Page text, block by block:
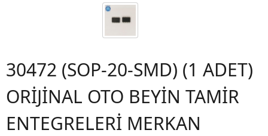
30472 (SOP-20-SMD) (1 ADET)
ORİJİNAL OTO BEYİN TAMİR
ENTEGRELERİ MERKAN